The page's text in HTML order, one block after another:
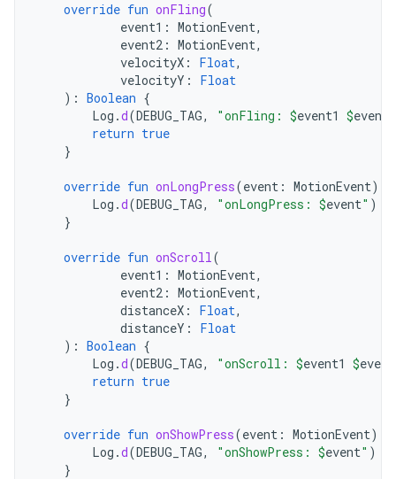
override fun onFling(
event1 : MotionEvent,
event2 : MotionEvent,
velocityX : Float,
velocityY :
Float
): Boolean {
Log .d(DEBUG_TAG, "onFling: $event1 $event2
return true
}
override fun onLongPress(event : MotionEvent)
Log .d(DEBUG_TAG, "onLongPress: $event" )
}
override fun onScroll(
event1 : MotionEvent,
event2 : MotionEvent,
distanceX : Float,
distanceY :
Float
): Boolean {
Log .d(DEBUG_TAG, "onScroll: $event1 $
return true
}
override fun onShowPress(event : MotionEvent)
Log .d(DEBUG_TAG, "onShowPress: $event" )
}